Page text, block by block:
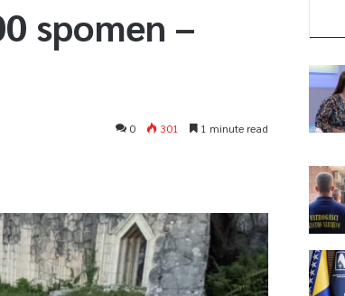
spomen –
0 301 1 minute read